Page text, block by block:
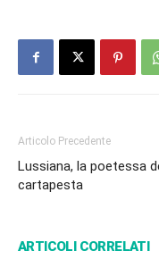
Articolo Precedente
Lussiana, la poetessa
cartapesta
ARTICOLI CORRELATI